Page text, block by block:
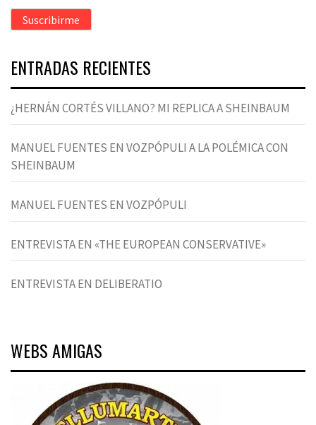
correo
electrónico
Suscribirme
ENTRADAS RECIENTES
¿HERNÁN CORTÉS VILLANO? MI REPLICA A SHEINBAUM
MANUEL FUENTES EN VOZPÓPULI A LA POLÉMICA CON
SHEINBAUM
MANUEL FUENTES EN VOZPÓPULI
ENTREVISTA EN «THE EUROPEAN CONSERVATIVE»
ENTREVISTA EN DELIBERATIO
WEBS AMIGAS